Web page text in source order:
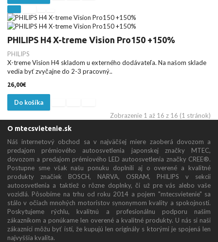
PHILIPS H4 X-treme Vision Pro150 +150%
PHILIPS
X-treme Vision H4 skladom u externého dodávateľa. Na našom sklade
vedia byť zvyčajne do 2-3 pracovný..
26,00€
Do košíka
Zobrazenie 1 až 16 z 16 (1 stránok)
O mtecsvietenie.sk
Náš internetový obchod sa v najväčšej miere zaoberá dovozom a
predajom prémiového autoosvetlenia japonskej značky MTEC,
dovozom a predajom prémiového LED autoosvetlenia značky CREE®.
Postupne sme však našu ponuku doplnili aj o overené a kvalitné
produkty značiek BOSCH, NARVA, OSRAM, PHILIPS v sekcii
autoosvetlenia a taktiež o rôzne doplnky, či už pre vás alebo vaše
vozidlá. Pôsobíme na trhu od roku 2014 a pojem "mtecsvietenie" sa
stálo v očiach mnohých motoristov synonymom kvality a spokojnosti.
Poskytujeme rýchlu, kvalitnú a profesionálnu podporu našim
zákazníkom a ponúkame len overené a kvalitné produkty. U nás si naši
zákazníci môžu byť istí, že kupujú len originály s ktorými je spojená len
najvyššia kvalita.